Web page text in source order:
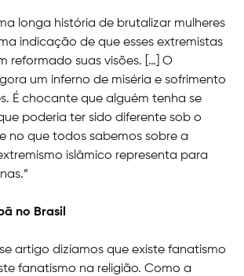
longa história de brutalizar mulheres
indicação de que esses extremistas
reformado suas visões. […] O
um inferno de miséria e sofrimento
É chocante que alguém tenha se
poderia ter sido diferente sob o
no que todos sabemos sobre a
islâmico representa para
no Brasil
artigo dizíamos que existe fanatismo
fanatismo na religião. Como a